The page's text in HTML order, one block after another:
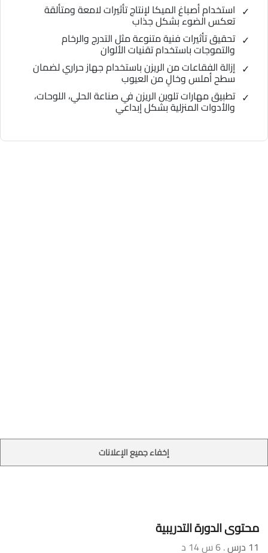
استخدام أصباغ الميكا لإنتاج تأثيرات لامعة ومتألقة
تعكس الضوء بشكل جذاب
تحقيق تأثيرات فنية متنوعة مثل التدرج والرخام
والتموجات باستخدام تقنيات الألوان
إزالة الفقاعات من الريزن باستخدام جهاز حراري لضمان
سطح أملس وخالٍ من العيوب
تطبيق مهارات تلوين الريزن في صناعة الحلي، اللوحات،
والأدوات المنزلية بشكل إبداعي
إخفاء جميع الإعلانات
محتوى الدورة التدريبية
11 درس . 6 س 14 د